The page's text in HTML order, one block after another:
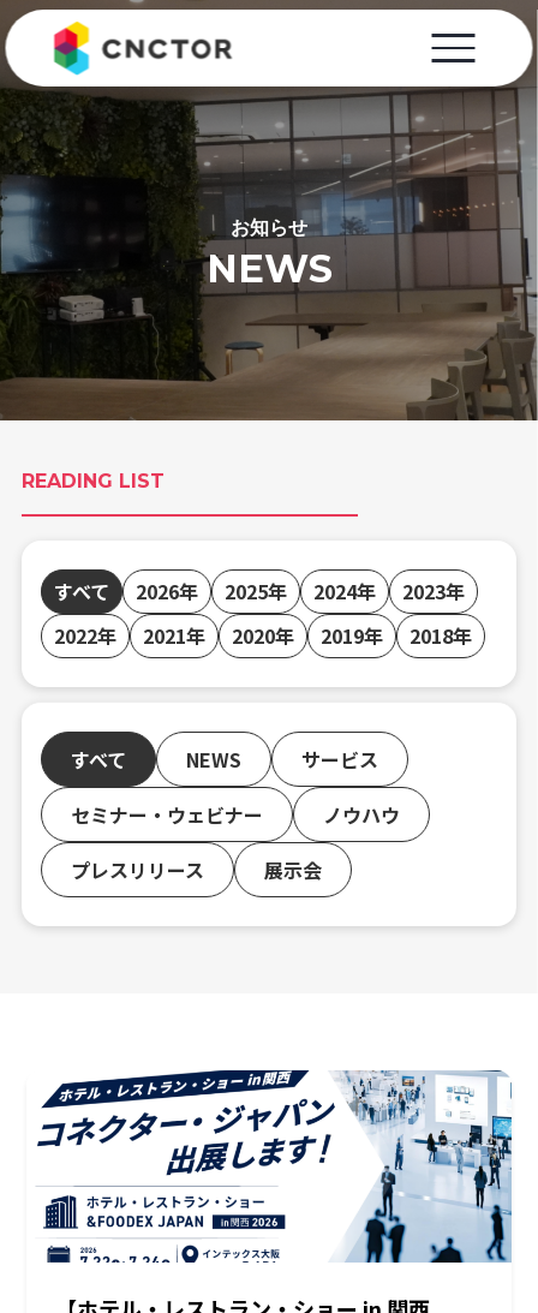
お知らせ
NEWS
READING LIST
すべて 2026年 2025年 2024年
2023年
2022年
2021年 2020年 2019年 2018年
すべて NEWS
サービス
セミナー・ウェビナー
ノウハウ
プレスリリース
展示会